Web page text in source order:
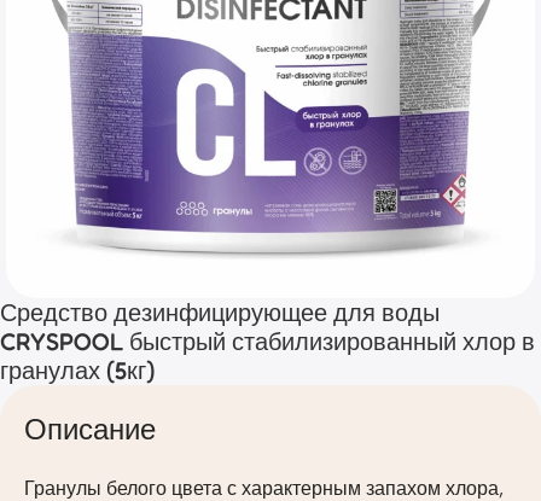
Средство дезинфицирующее для воды
CRYSPOOL быстрый стабилизированный хлор в
гранулах (5кг)
Описание
Гранулы белого цвета с характерным запахом хлора,